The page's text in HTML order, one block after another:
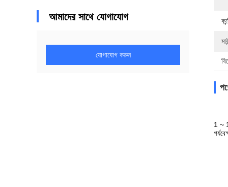
আমাদের সাথে যোগাযোগ
যোগাযোগ করুন
1 ~